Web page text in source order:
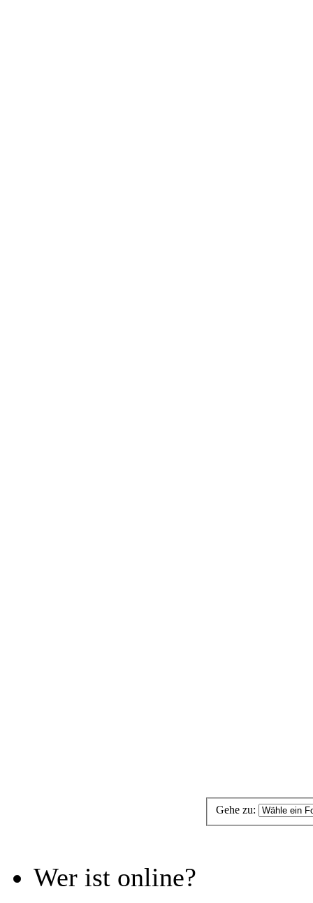
Gehe zu:
Wer ist online?